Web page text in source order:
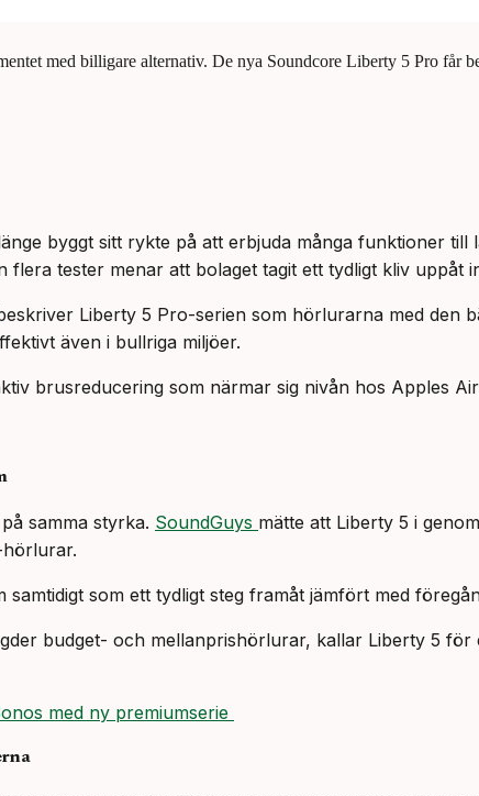
med billigare alternativ. De nya Soundcore Liberty 5 Pro får
byggt sitt rykte på att erbjuda många funktioner
flera tester menar att bolaget tagit ett tydligt kliv uppåt
Liberty 5 Pro-serien som hörlurarna med den
även i bullriga miljöer.
brusreducering som närmar sig nivån hos Apples
samma styrka. SoundGuys mätte att Liberty 5 i
samtidigt som ett tydligt steg framåt jämfört med
budget- och mellanprishörlurar, kallar Liberty 5
med ny premiumserie